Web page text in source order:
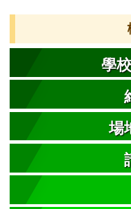
學
場